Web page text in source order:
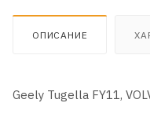
ОПИСАНИЕ
Geely Tugella FY11,